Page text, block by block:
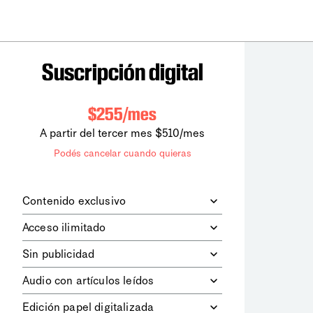
Suscripción digital
$255/mes
A partir del tercer mes $510/mes
Podés cancelar cuando quieras
Contenido exclusivo
digitales dela diaria
los contenidos de Le Monde
diplomatique.
Acceso ilimitado
contenidos.
Sin publicidad
publicitarios.
Audio con artículos leídos
Edición papel digitalizada